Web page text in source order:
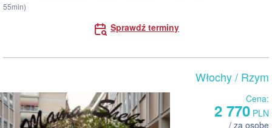
55min)
Sprawdź terminy
Włochy/ Rzym
Cena:
2 770 PLN
/ za osobę